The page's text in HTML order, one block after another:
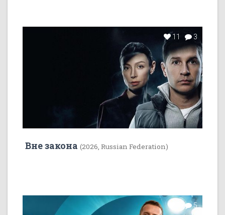
11 3
Вне закона (2026, Russian Federation)
7 5